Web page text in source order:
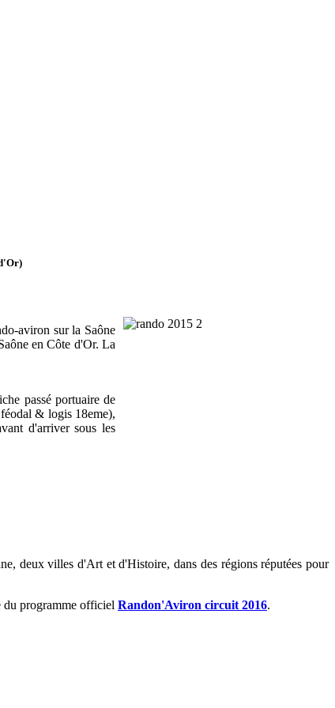
aviron sur la Saône
en Côte d'Or. La
passé portuaire de
& logis 18eme),
d'arriver sous les
deux villes d'Art et d'Histoire, dans des régions réputées pour
du programme officiel Randon'Aviron circuit 2016.